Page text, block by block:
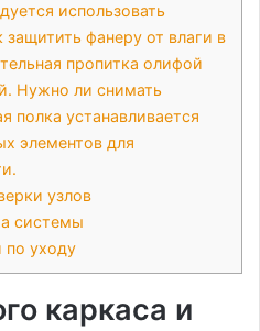
использовать
фанеру от влаги в
пропитка олифой
Нужно ли снимать
полка устанавливается
элементов для
узлов
системы
по уходу
каркаса и